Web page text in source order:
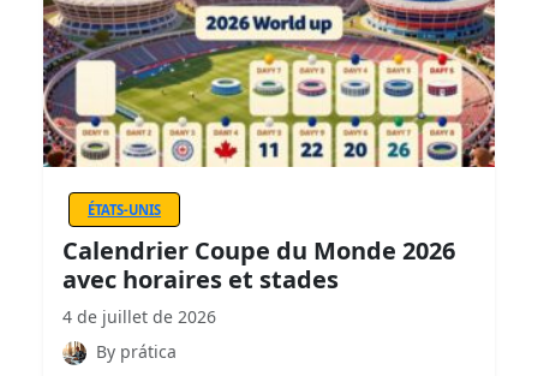
ÉTATS-UNIS
Calendrier Coupe du Monde 2026
avec horaires et stades
4 de juillet de 2026
By prática